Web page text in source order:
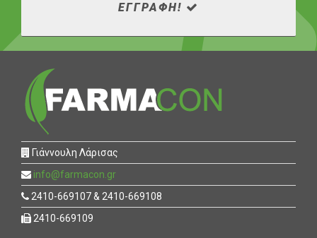
ΕΓΓΡΑΦΗ!
Γιάννουλη Λάρισας
info@farmacon.gr
2410-669107 & 2410-669108
2410-669109